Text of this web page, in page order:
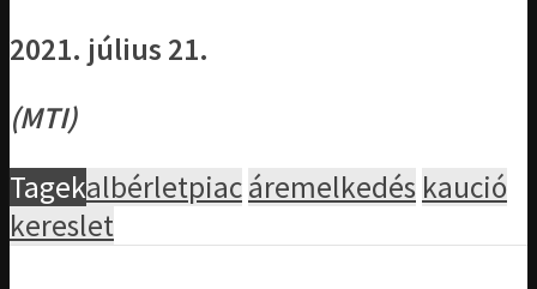
2021. július 21.
(MTI)
Tagekalbérletpiacáremelkedés kaució
kereslet